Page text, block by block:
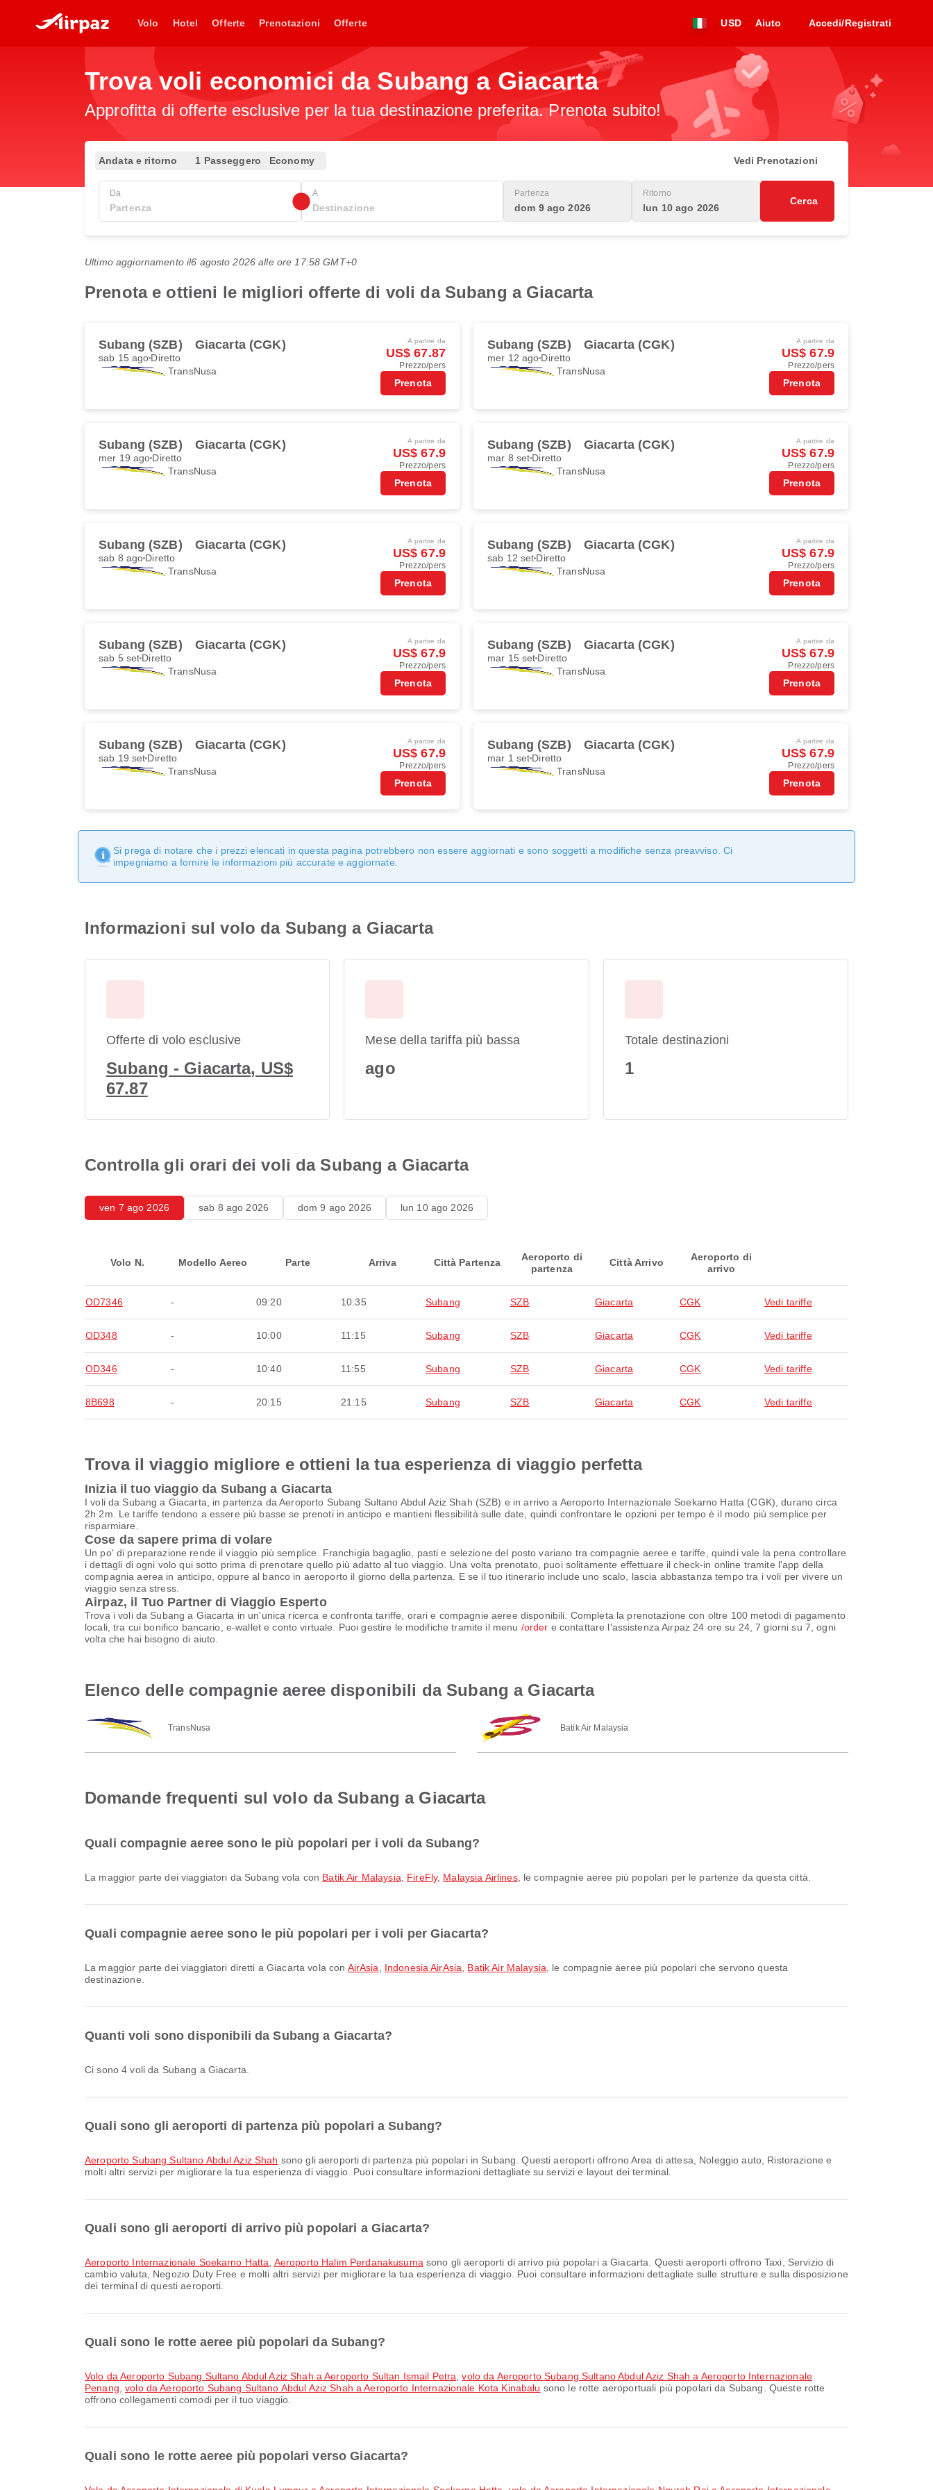
Volo Hotel Offerte Prenotazioni Offerte USD Aiuto Accedi/Registrati
Trova voli economici da Subang a Giacarta
Approfitta di offerte esclusive per la tua destinazione preferita. Prenota subito!
Andata e ritorno 1 Passeggero Economy Vedi Prenotazioni
Da A Partenza
dom 9 ago 2026
Ritorno
lun 10 ago 2026
Cerca
Ultimo aggiornamento il6 agosto 2026 alle ore 17:58 GMT+0
Prenota e ottieni le migliori offerte di voli da Subang a Giacarta
Subang (SZB) Giacarta (CGK)
sab 15 ago Diretto
TransNusa
A partire da
US$ 67.87
Prezzo/pers
Prenota
Subang (SZB) Giacarta (CGK)
mer 12 ago Diretto
TransNusa
A partire da
US$ 67.9
Prezzo/pers
Prenota
Subang (SZB) Giacarta (CGK)
mer 19 ago Diretto
TransNusa
A partire da
US$ 67.9
Prezzo/pers
Prenota
Subang (SZB) Giacarta (CGK)
mar 8 set Diretto
TransNusa
A partire da
US$ 67.9
Prezzo/pers
Prenota
Subang (SZB) Giacarta (CGK)
sab 8 ago Diretto
TransNusa
A partire da
US$ 67.9
Prezzo/pers
Prenota
Subang (SZB) Giacarta (CGK)
sab 12 set Diretto
TransNusa
A partire da
US$ 67.9
Prezzo/pers
Prenota
Subang (SZB) Giacarta (CGK)
sab 5 set Diretto
TransNusa
A partire da
US$ 67.9
Prezzo/pers
Prenota
Subang (SZB) Giacarta (CGK)
mar 15 set Diretto
TransNusa
A partire da
US$ 67.9
Prezzo/pers
Prenota
Subang (SZB) Giacarta (CGK)
sab 19 set Diretto
TransNusa
A partire da
US$ 67.9
Prezzo/pers
Prenota
Subang (SZB) Giacarta (CGK)
mar 1 set Diretto
TransNusa
A partire da
US$ 67.9
Prezzo/pers
Prenota
Si prega di notare che i prezzi elencati in questa pagina potrebbero non essere aggiornati e sono soggetti a modifiche senza preavviso. Ci
impegniamo a fornire le informazioni più accurate e aggiornate.
Informazioni sul volo da Subang a Giacarta
Offerte di volo esclusive
Subang - Giacarta, US$
67.87
Mese della tariffa più bassa
ago
Totale destinazioni
1
Controlla gli orari dei voli da Subang a Giacarta
ven 7 ago 2026 sab 8 ago 2026 dom 9 ago 2026 lun 10 ago 2026
Volo N. Modello Aereo Parte Arriva Città Partenza
Aeroporto di
partenza
Città Arrivo
Aeroporto di
arrivo
OD7346 - 09:20 10:35 Subang SZB Giacarta CGK Vedi tariffe
OD348 - 10:00 11:15 Subang SZB Giacarta CGK Vedi tariffe
OD346 - 10:40 11:55 Subang SZB Giacarta CGK Vedi tariffe
8B698 - 20:15 21:15 Subang SZB Giacarta CGK Vedi tariffe
Trova il viaggio migliore e ottieni la tua esperienza di viaggio perfetta
Inizia il tuo viaggio da Subang a Giacarta
I voli da Subang a Giacarta, in partenza da Aeroporto Subang Sultano Abdul Aziz Shah (SZB) e in arrivo a Aeroporto Internazionale Soekarno Hatta (CGK), durano circa
2h 2m. Le tariffe tendono a essere più basse se prenoti in anticipo e mantieni flessibilità sulle date, quindi confrontare le opzioni per tempo è il modo più semplice per
risparmiare.
Cose da sapere prima di volare
Un po' di preparazione rende il viaggio più semplice. Franchigia bagaglio, pasti e selezione del posto variano tra compagnie aeree e tariffe, quindi vale la pena controllare
i dettagli di ogni volo qui sotto prima di prenotare quello più adatto al tuo viaggio. Una volta prenotato, puoi solitamente effettuare il check-in online tramite l'app della
compagnia aerea in anticipo, oppure al banco in aeroporto il giorno della partenza. E se il tuo itinerario include uno scalo, lascia abbastanza tempo tra i voli per vivere un
viaggio senza stress.
Airpaz, il Tuo Partner di Viaggio Esperto
Trova i voli da Subang a Giacarta in un'unica ricerca e confronta tariffe, orari e compagnie aeree disponibili. Completa la prenotazione con oltre 100 metodi di pagamento
locali, tra cui bonifico bancario, e-wallet e conto virtuale. Puoi gestire le modifiche tramite il menu /order e contattare l'assistenza Airpaz 24 ore su 24, 7 giorni su 7, ogni
volta che hai bisogno di aiuto.
Elenco delle compagnie aeree disponibili da Subang a Giacarta
TransNusa Batik Air Malaysia
Domande frequenti sul volo da Subang a Giacarta
Quali compagnie aeree sono le più popolari per i voli da Subang?
La maggior parte dei viaggiatori da Subang vola con Batik Air Malaysia FireFly, Malaysia Airlines, le compagnie aeree più popolari per le partenze da questa città.
Quali compagnie aeree sono le più popolari per i voli per Giacarta?
La maggior parte dei viaggiatori diretti a Giacarta vola con AirAsia Indonesia AirAsia Batik Air Malaysia , le compagnie aeree più popolari che servono questa
destinazione.
Quanti voli sono disponibili da Subang a Giacarta?
Ci sono 4 voli da Subang a Giacarta.
Quali sono gli aeroporti di partenza più popolari a Subang?
Aeroporto Subang Sultano Abdul Aziz Shah sono gli aeroporti di partenza più popolari in Subang. Questi aeroporti offrono Area di attesa, Noleggio auto, Ristorazione e
molti altri servizi per migliorare la tua esperienza di viaggio. Puoi consultare informazioni dettagliate su servizi e layout dei terminal.
Quali sono gli aeroporti di arrivo più popolari a Giacarta?
Aeroporto Internazionale Soekarno Hatta Aeroporto Halim Perdanakusuma sono gli aeroporti di arrivo più popolari a Giacarta. Questi aeroporti offrono Taxi, Servizio di
cambio valuta, Negozio Duty Free e molti altri servizi per migliorare la tua esperienza di viaggio. Puoi consultare informazioni dettagliate sulle strutture e sulla disposizione
dei terminal di questi aeroporti.
Quali sono le rotte aeree più popolari da Subang?
volo da Aeroporto Subang Sultano Abdul Aziz Shah a Aeroporto Sultan Ismail Petra ,volo da Aeroporto Subang Sultano Abdul Aziz Shah a Aeroporto Internazionale
Penang ,volo da Aeroporto Subang Sultano Abdul Aziz Shah a Aeroporto Internazionale Kota Kinabalu sono le rotte aeroportuali più popolari da Subang. Queste rotte
offrono collegamenti comodi per il tuo viaggio.
Quali sono le rotte aeree più popolari verso Giacarta?